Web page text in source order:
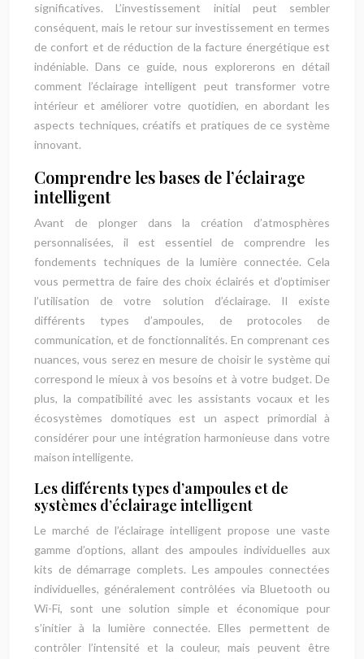
significatives. L’investissement initial peut sembler
conséquent, mais le retour sur investissement en termes
de confort et de réduction de la facture énergétique est
indéniable. Dans ce guide, nous explorerons en détail
comment l’éclairage intelligent peut transformer votre
intérieur et améliorer votre quotidien, en abordant les
aspects techniques, créatifs et pratiques de ce système
innovant.
Comprendre les bases de l’éclairage
intelligent
Avant de plonger dans la création d’atmosphères
personnalisées, il est essentiel de comprendre les
fondements techniques de la lumière connectée. Cela
vous permettra de faire des choix éclairés et d’optimiser
l’utilisation de votre solution d’éclairage. Il existe
différents types d’ampoules, de protocoles de
communication, et de fonctionnalités. En comprenant ces
nuances, vous serez en mesure de choisir le système qui
correspond le mieux à vos besoins et à votre budget. De
plus, la compatibilité avec les assistants vocaux et les
écosystèmes domotiques est un aspect primordial à
considérer pour une intégration harmonieuse dans votre
maison intelligente.
Les différents types d’ampoules et de
systèmes d’éclairage intelligent
Le marché de l’éclairage intelligent propose une vaste
gamme d’options, allant des ampoules individuelles aux
kits de démarrage complets. Les ampoules connectées
individuelles, généralement contrôlées via Bluetooth ou
Wi-Fi, sont une solution simple et économique pour
s’initier à la lumière connectée. Elles permettent de
contrôler l’intensité et la couleur, mais peuvent être